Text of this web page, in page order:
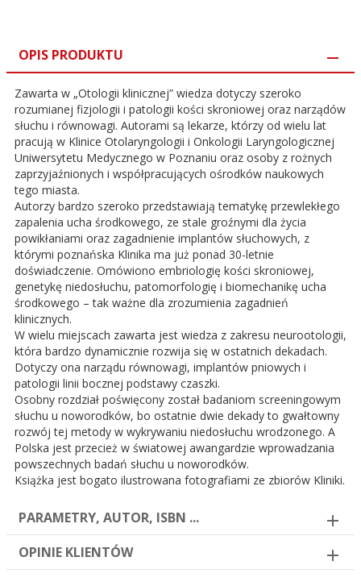
OPIS PRODUKTU
Zawarta w „Otologii klinicznej” wiedza dotyczy szeroko
rozumianej fizjologii i patologii kości skroniowej oraz narządów
słuchu i równowagi. Autorami są lekarze, którzy od wielu lat
pracują w Klinice Otolaryngologii i Onkologii Laryngologicznej
Uniwersytetu Medycznego w Poznaniu oraz osoby z rożnych
zaprzyjaźnionych i współpracujących ośrodków naukowych
tego miasta.
Autorzy bardzo szeroko przedstawiają tematykę przewlekłego
zapalenia ucha środkowego, ze stale groźnymi dla życia
powikłaniami oraz zagadnienie implantów słuchowych, z
którymi poznańska Klinika ma już ponad 30-letnie
doświadczenie. Omówiono embriologię kości skroniowej,
genetykę niedosłuchu, patomorfologię i biomechanikę ucha
środkowego – tak ważne dla zrozumienia zagadnień
klinicznych.
W wielu miejscach zawarta jest wiedza z zakresu neurootologii,
która bardzo dynamicznie rozwija się w ostatnich dekadach.
Dotyczy ona narządu równowagi, implantów pniowych i
patologii linii bocznej podstawy czaszki.
Osobny rozdział poświęcony został badaniom screeningowym
słuchu u noworodków, bo ostatnie dwie dekady to gwałtowny
rozwój tej metody w wykrywaniu niedosłuchu wrodzonego. A
Polska jest przecież w światowej awangardzie wprowadzania
powszechnych badań słuchu u noworodków.
Książka jest bogato ilustrowana fotografiami ze zbiorów Kliniki.
PARAMETRY, AUTOR, ISBN ...
OPINIE KLIENTÓW